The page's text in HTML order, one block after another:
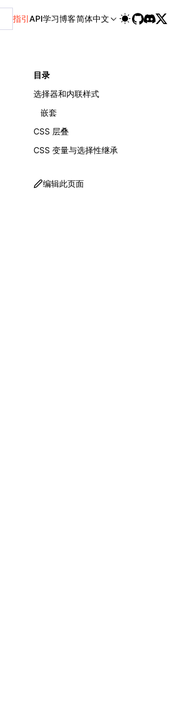
指引API学习博客简体中文
目录
选择器和内联样式
嵌套
CSS 层叠
CSS 变量与选择性继承
编辑此页面